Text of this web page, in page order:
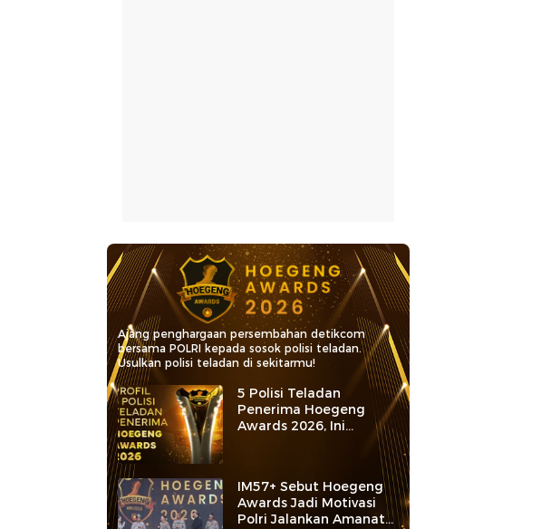
Ajang penghargaan persembahan detikcom
bersama POLRI kepada sosok polisi teladan.
Usulkan polisi teladan di sekitarmu!
5 Polisi Teladan
Penerima Hoegeng
Awards 2026, Ini
Kategori dan Kiprahnya
IM57+ Sebut Hoegeng
Awards Jadi Motivasi
Polri Jalankan Amanat